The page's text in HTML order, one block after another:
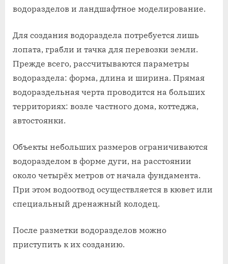
водоразделов и ландшафтное моделирование.
Для создания водораздела потребуется лишь
лопата, грабли и тачка для перевозки земли.
Прежде всего, рассчитываются параметры
водораздела: форма, длина и ширина. Прямая
водораздельная черта проводится на больших
территориях: возле частного дома, коттеджа,
автостоянки.
Объекты небольших размеров ограничиваются
водоразделом в форме дуги, на расстоянии
около четырёх метров от начала фундамента.
При этом водоотвод осуществляется в кювет или
специальный дренажный колодец.
После разметки водоразделов можно
приступить к их созданию.